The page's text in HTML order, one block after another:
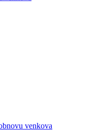
venkova